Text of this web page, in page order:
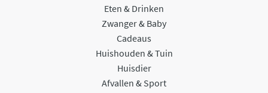
Eten & Drinken
Zwanger & Baby
Cadeaus
Huishouden & Tuin
Huisdier
Afvallen & Sport